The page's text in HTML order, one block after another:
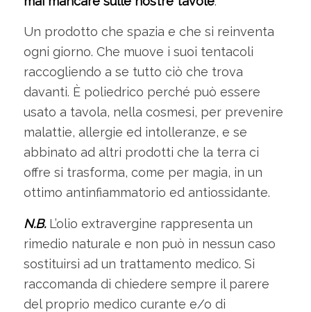
Un prodotto che spazia e che si reinventa
ogni giorno. Che muove i suoi tentacoli
raccogliendo a se tutto ciò che trova
davanti. È poliedrico perché può essere
usato a tavola, nella cosmesi, per prevenire
malattie, allergie ed intolleranze, e se
abbinato ad altri prodotti che la terra ci
offre si trasforma, come per magia, in un
ottimo antinfiammatorio ed antiossidante.
N.B.L’olio extravergine rappresenta un
rimedio naturale e non può in nessun caso
sostituirsi ad un trattamento medico. Si
raccomanda di chiedere sempre il parere
del proprio medico curante e/o di